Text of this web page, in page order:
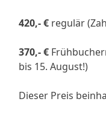
420,- € regulär
370,- €
bis 15. August!)
Dieser Preis